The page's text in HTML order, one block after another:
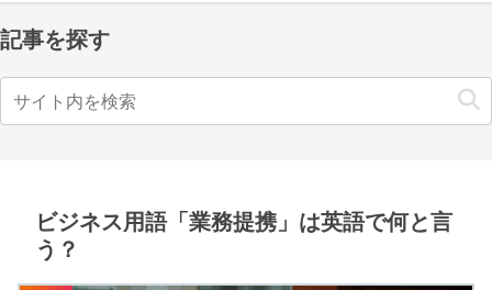
記事を探す
ビジネス用語「業務提携」は英語で何と言
う？